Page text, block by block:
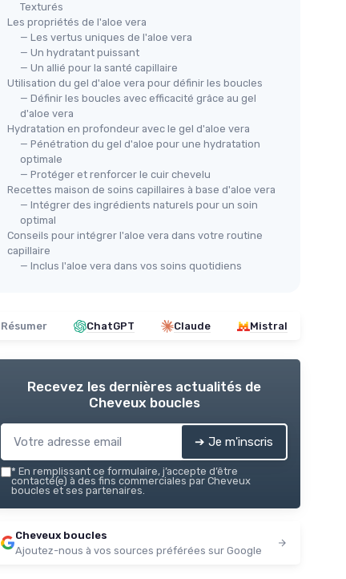
Texturés
Les propriétés de l'aloe vera
— Les vertus uniques de l'aloe vera
— Un hydratant puissant
— Un allié pour la santé capillaire
Utilisation du gel d'aloe vera pour définir les boucles
— Définir les boucles avec efficacité grâce au gel
d'aloe vera
Hydratation en profondeur avec le gel d'aloe vera
— Pénétration du gel d'aloe pour une hydratation
optimale
— Protéger et renforcer le cuir chevelu
Recettes maison de soins capillaires à base d'aloe vera
— Intégrer des ingrédients naturels pour un soin
optimal
Conseils pour intégrer l'aloe vera dans votre routine
capillaire
— Inclus l'aloe vera dans vos soins quotidiens
Résumer ChatGPT Claude Mistral
Recevez les dernières actualités de
Cheveux boucles
➔ Je m'inscris
* En remplissant ce formulaire, j’accepte d’être
contacté(e) à des fins commerciales par Cheveux
boucles et ses partenaires.
Cheveux boucles
Ajoutez-nous à vos sources préférées sur Google